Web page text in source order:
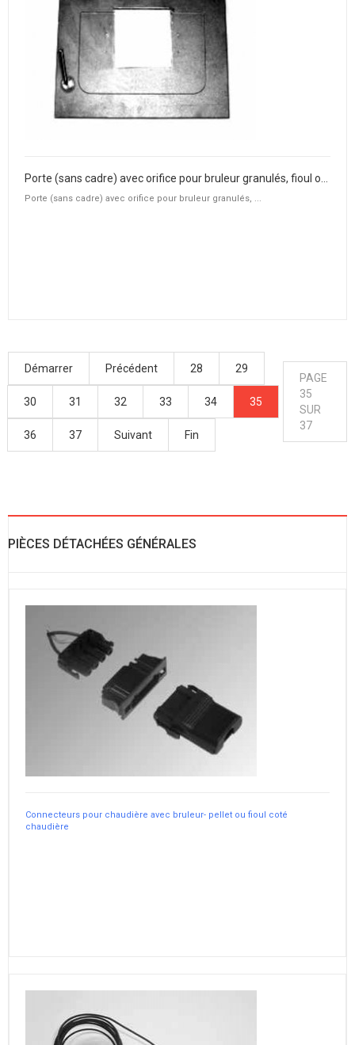
Porte (sans cadre) avec orifice pour bruleur granulés, ...
Démarrer Précédent 28 29
30 31 32 33 34 35
36 37 Suivant Fin
PAGE
35
SUR
37
PIÈCES DÉTACHÉES GÉNÉRALES
Connecteurs pour chaudière avec bruleur- pellet ou fioul coté
chaudière